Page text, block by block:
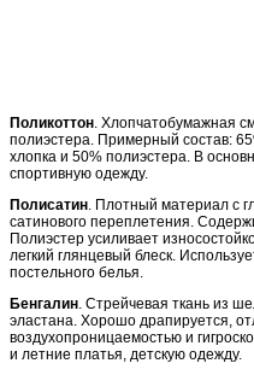
Поликоттон . Хлопчатобумажная
полиэстера. Примерный состав:
хлопка и 50% полиэстера. В
спортивную одежду.
Полисатин . Плотный материал с
сатинового переплетения.
Полиэстер усиливает
легкий глянцевый блеск.
постельного белья.
Бенгалин . Стрейчевая ткань из
эластана. Хорошо драпируется,
воздухопроницаемостью и
и летние платья, детскую одежду.